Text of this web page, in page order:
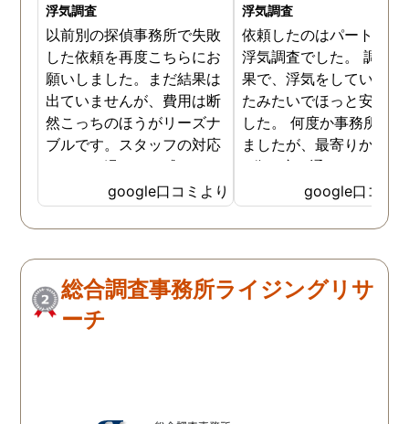
浮気調査
以前別の探偵事務所で失敗
した依頼を再度こちらにお
願いしました。まだ結果は
出ていませんが、費用は断
然こっちのほうがリーズナ
ブルです。スタッフの対応
なんかも温かみを感じま
す。はじめからこちらにす
ればよかったです😢 …
google口コミより
浮気調査
依頼したのはパートナー
浮気調査でした。 調査
果で、浮気をしていなか
たみたいでほっと安心し
した。 何度か事務所に
ましたが、最寄りから徒
3分程度で通いやすかっ
google口コミ
総合調査事務所ライジングリサ
ーチ